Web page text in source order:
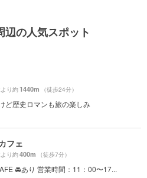
辺の人気スポット
り約1440m （徒歩24分）
ど歴史ロマンも旅の楽しみ
フェ
り約400m （徒歩7分）
🚘あり 営業時間：11：00〜17...